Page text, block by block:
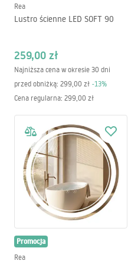
Rea
Lustro ścienne LED SOFT 90
259,00 zł
Najniższa cena w okresie 30 dni
przed obniżką: 299,00 zł -13%
Cena regularna: 299,00 zł
Promocja
Rea